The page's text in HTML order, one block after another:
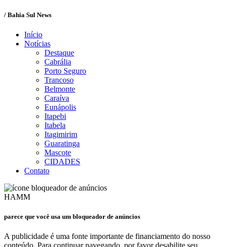
/ Bahia Sul News
Início
Notícias
Destaque
Cabrália
Porto Seguro
Trancoso
Belmonte
Caraíva
Eunápolis
Itapebi
Itabela
Itagimirim
Guaratinga
Mascote
CIDADES
Contato
HAMM
parece que você usa um bloqueador de anúncios
A publicidade é uma fonte importante de financiamento do nosso